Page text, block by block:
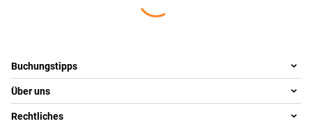
Footer navigation
Buchungstipps
Warum im Reisebüro buchen
Reisewelten
Über uns
Team
Rechtliches